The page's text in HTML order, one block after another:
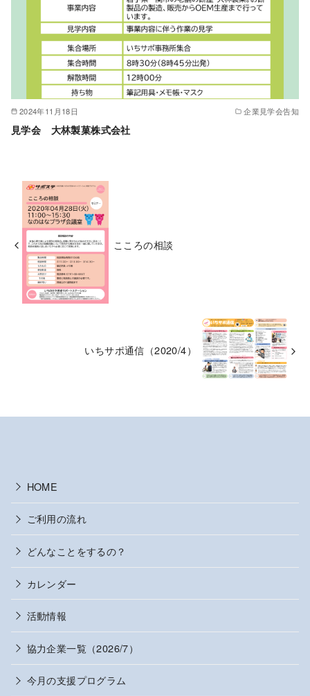
2024年11月18日 企業見学会告知
見学会 大林製菓株式会社
こころの相談
いちサポ通信（2020/4）
HOME
ご利用の流れ
どんなことをするの？
カレンダー
活動情報
協力企業一覧（2026/7）
今月の支援プログラム